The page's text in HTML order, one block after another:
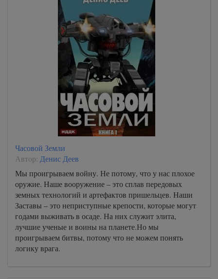
Часовой Земли
Автор: Денис Деев
Мы проигрываем войну. Не потому, что у нас плохое
оружие. Наше вооружение – это сплав передовых
земных технологий и артефактов пришельцев. Наши
Заставы – это неприступные крепости, которые могут
годами выживать в осаде. На них служит элита,
лучшие ученые и воины на планете.Но мы
проигрываем битвы, потому что не можем понять
логику врага.